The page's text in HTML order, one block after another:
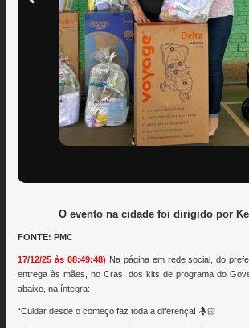
O evento na cidade foi dirigido por
FONTE: PMC
17/12/25 às 08:49:48) Na página em rede social, do
entrega às mães, no Cras, dos kits de programa do
abaixo, na íntegra:
“Cuidar desde o começo faz toda a diferença! 🤱🏻